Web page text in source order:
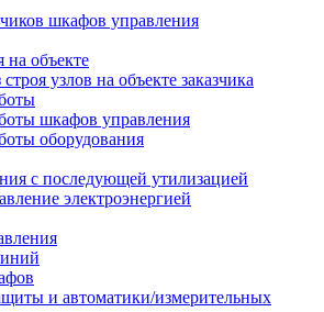
шкафов управления
на объекте
узлов на объекте заказчика
шкафов управления
оборудования
с последующей утилизацией
электроэнергией
и автоматики/измерительных